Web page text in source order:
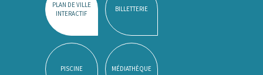
PLAN DE VILLE
INTERACTIF
BILLETTERIE
PISCINE MÉDIATHÈQUE